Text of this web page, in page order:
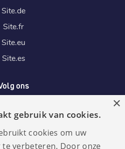
Site.de
Site.fr
Site.eu
Site.es
ons
accepteren
×
gebruik van cookies.
cookies om uw
verbeteren. Door onze